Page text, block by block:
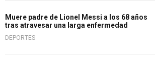
Muere padre de Lionel Messi a los 68 años
tras atravesar una larga enfermedad
DEPORTES